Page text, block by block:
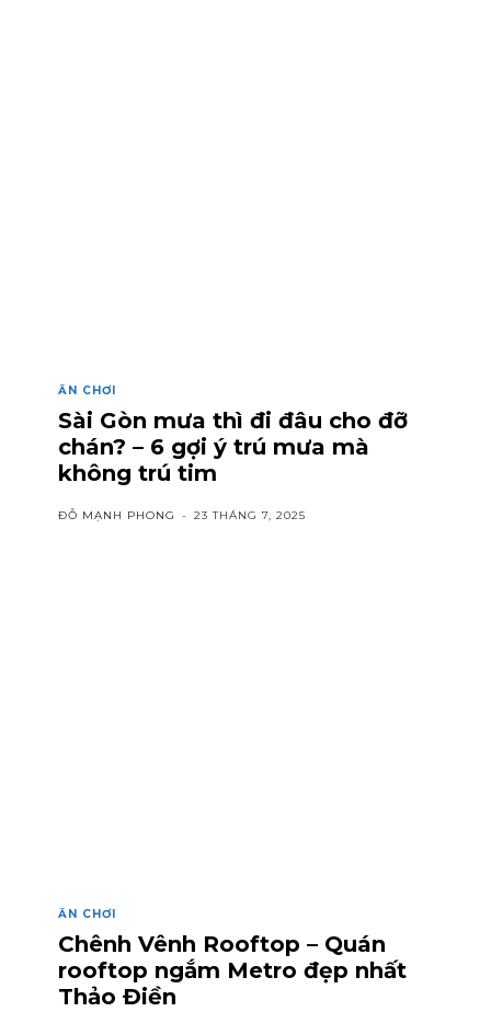
ĂN CHƠI
Sài Gòn mưa thì đi đâu cho đỡ
chán? – 6 gợi ý trú mưa mà
không trú tim
ĐỖ MẠNH PHONG - 23 THÁNG 7, 2025
ĂN CHƠI
Chênh Vênh Rooftop – Quán
rooftop ngắm Metro đẹp nhất
Thảo Điền